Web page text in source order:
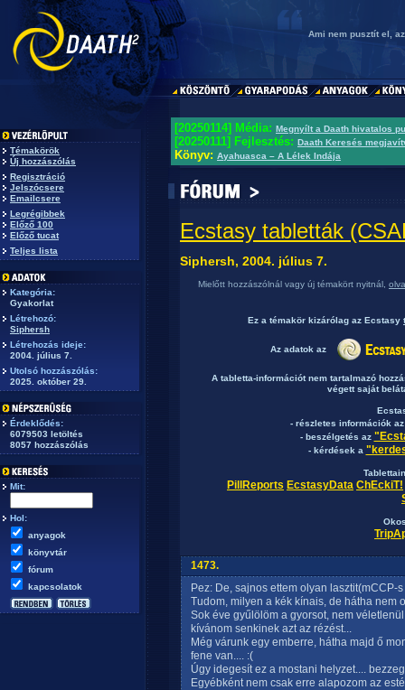
Ami nem pusztít el,
Témakörök
Új hozzászólás
Regisztráció
Jelszócsere
Emailcsere
Legrégibbek
Előző 100
Előző tucat
Teljes lista
Kategória:
Gyakorlat
Létrehozó:
Siphersh
Létrehozás ideje:
2004. július 7.
Utolsó hozzászólás:
2025. október 29.
Érdeklődés:
6079503 letöltés
8057 hozzászólás
Mit:
Hol:
anyagok
könyvtár
fórum
kapcsolatok
[20250114] Média: Megnyílt a Daath hivatalos
[20250111] Fejlesztés: Daath Keresés
Könyv: Ayahuasca – A Lélek Indája
Ecstasy tabletták
Siphersh, 2004. július 7.
Mielőtt hozzászólnál vagy új témakört nyitnál,
Ez a témakör kizárólag az Ecstasy
Az adatok az
A tabletta-információt nem tartalmazó
végett saját
- részletes információk
- beszélgetés az
- kérdések a
PillReports EcstasyData ChEckiT!
1473.
Pez: De, sajnos ettem olyan
Tudom, milyen a kék kínais, de hátha nem
Sok éve gyűlölöm a gyorsot, nem
kívánom senkinek azt az rézést...
Még várunk egy emberre, hátha majd ő
fene van.... :(
Úgy idegesít ez a mostani helyzet....
Egyébként nem csak erre alapozom az